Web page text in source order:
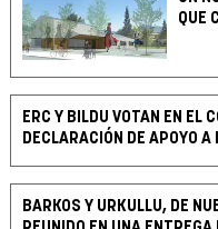
QUE
ERC Y BILDU VOTAN EN EL
DECLARACIÓN DE APOYO
BARKOS Y URKULLU, DE